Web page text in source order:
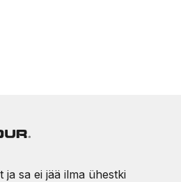
sa ei jää ilma ühestki